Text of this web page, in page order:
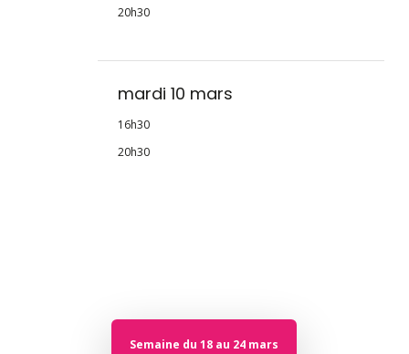
20h30
mardi 10 mars
16h30
20h30
Semaine du 18 au 24 mars